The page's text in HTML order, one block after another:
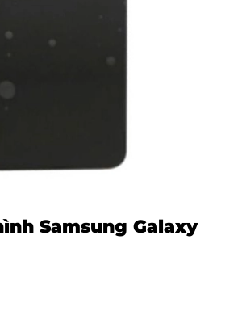
Samsung Galaxy